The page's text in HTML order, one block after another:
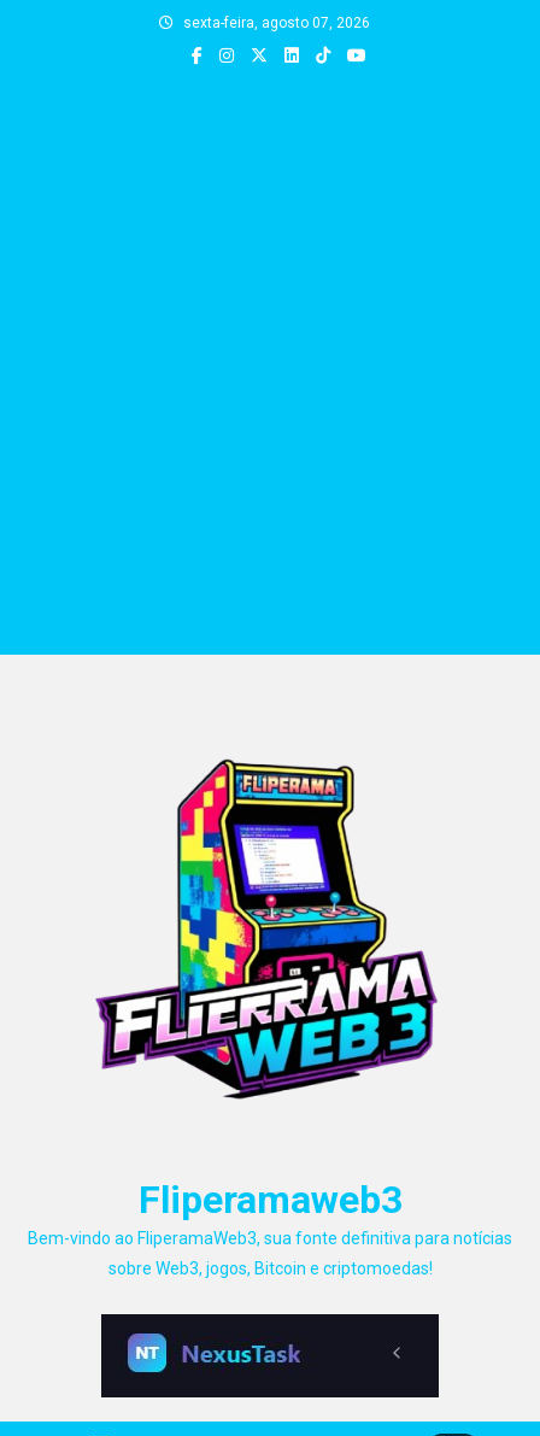
sexta-feira, agosto 07, 2026
Fliperamaweb3
Bem-vindo ao FliperamaWeb3, sua fonte definitiva para notícias
sobre Web3, jogos, Bitcoin e criptomoedas!